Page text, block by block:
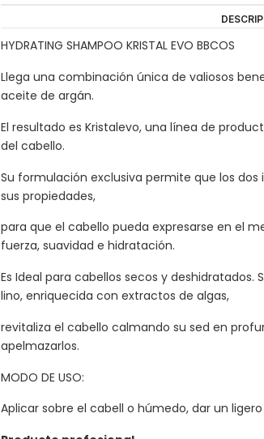
HYDRATING SHAMPOO KRISTAL EVO BBCOS
Llega una combinación única de valiosos
aceite de argán.
El resultado es Kristalevo, una línea de
del cabello.
Su formulación exclusiva permite que los
sus propiedades,
para que el cabello pueda expresarse en el
fuerza, suavidad e hidratación.
Es Ideal para cabellos secos y
lino, enriquecida con extractos de algas,
revitaliza el cabello calmando su sed en
apelmazarlos.
MODO DE USO:
Aplicar sobre el cabell o húmedo, dar un